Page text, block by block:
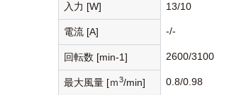
入力 [W] 13/10
電流 [A] -/-
回転数 [min-1] 2600/3100
最大風量 [ｍ3/min] 0.8/0.98